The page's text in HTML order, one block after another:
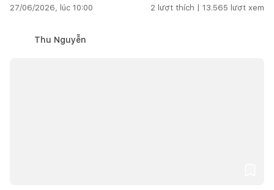
27/06/2026, lúc 10:00 2 lượt thích | 13.565 lượt xem
Thu Nguyễn